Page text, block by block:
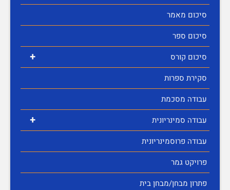
סיכום מאמר
סיכום ספר
+
סיכום קורס
סקירת ספרות
עבודה מסכמת
+
עבודה סמינריונית
עבודה פרוסמינריונית
פרויקט גמר
פתרון מבחן/מבחן בית